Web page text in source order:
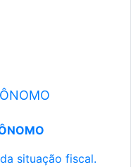
situação fiscal.